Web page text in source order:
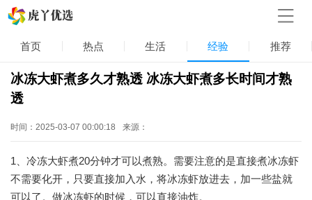
首页 热点 生活 经验 推荐
冰冻大虾煮多久才熟透 冰冻大虾煮多长时间才熟
透
时间：2025-03-07 00:00:18 来源：
1、冷冻大虾煮20分钟才可以煮熟。需要注意的是直接煮冰冻虾
不需要化开，只要直接加入水，将冰冻虾放进去，加一些盐就
可以了。做冰冻虾的时候，可以直接油炸。